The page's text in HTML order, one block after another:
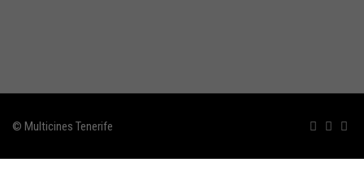
© Multicines Tenerife